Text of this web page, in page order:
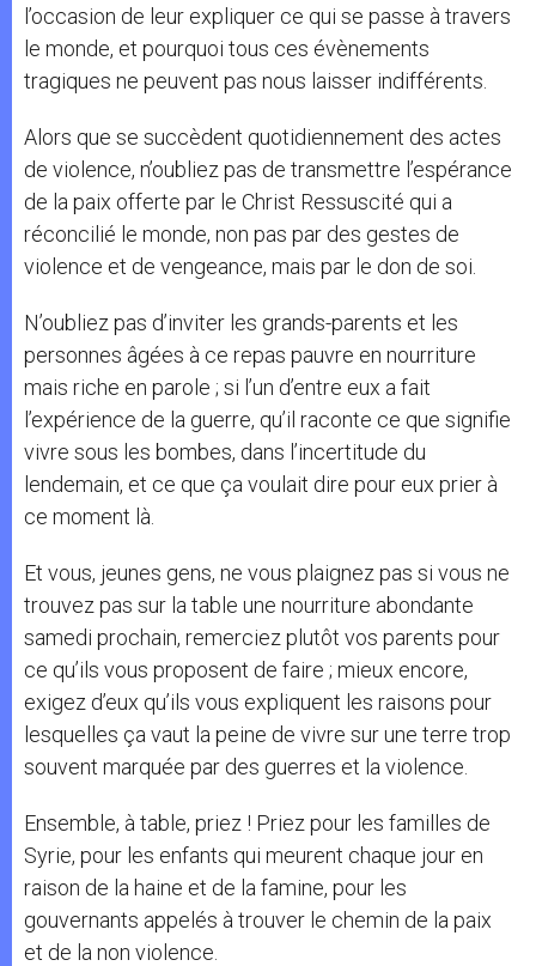
l’occasion de leur expliquer ce qui se passe à travers
le monde, et pourquoi tous ces évènements
tragiques ne peuvent pas nous laisser indifférents.
Alors que se succèdent quotidiennement des actes
de violence, n’oubliez pas de transmettre l’espérance
de la paix offerte par le Christ Ressuscité qui a
réconcilié le monde, non pas par des gestes de
violence et de vengeance, mais par le don de soi.
N’oubliez pas d’inviter les grands-parents et les
personnes âgées à ce repas pauvre en nourriture
mais riche en parole ; si l’un d’entre eux a fait
l’expérience de la guerre, qu’il raconte ce que signifie
vivre sous les bombes, dans l’incertitude du
lendemain, et ce que ça voulait dire pour eux prier à
ce moment là.
Et vous, jeunes gens, ne vous plaignez pas si vous ne
trouvez pas sur la table une nourriture abondante
samedi prochain, remerciez plutôt vos parents pour
ce qu’ils vous proposent de faire ; mieux encore,
exigez d’eux qu’ils vous expliquent les raisons pour
lesquelles ça vaut la peine de vivre sur une terre trop
souvent marquée par des guerres et la violence.
Ensemble, à table, priez ! Priez pour les familles de
Syrie, pour les enfants qui meurent chaque jour en
raison de la haine et de la famine, pour les
gouvernants appelés à trouver le chemin de la paix
et de la non violence.